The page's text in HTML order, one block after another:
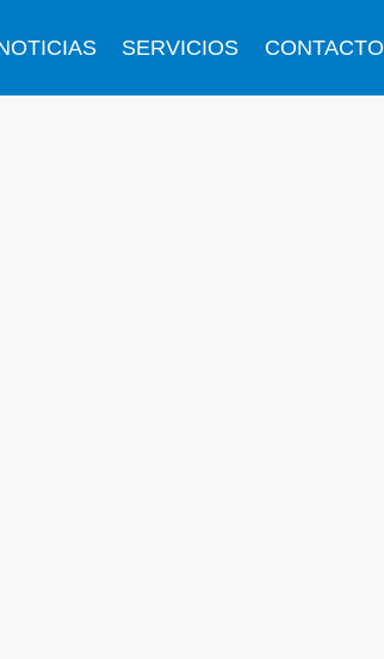
SERVICIOS CONTACTO